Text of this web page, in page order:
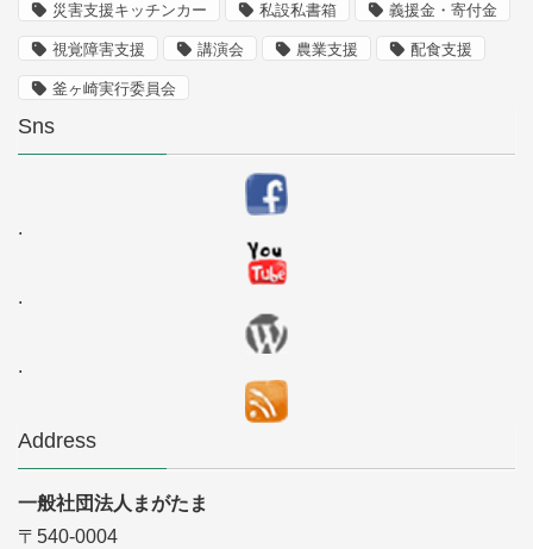
災害支援キッチンカー 私設私書箱 義援金・寄付金
視覚障害支援 講演会 農業支援 配食支援
釜ヶ崎実行委員会
Sns
.
.
.
Address
一般社団法人まがたま
〒540-0004